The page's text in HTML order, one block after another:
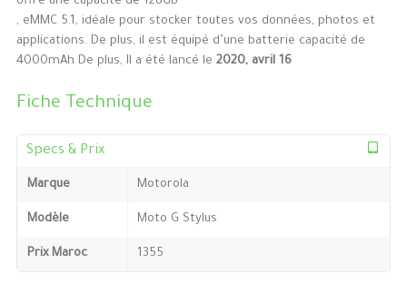
, eMMC 5.1, idéale pour stocker toutes vos données, photos et
applications. De plus, il est équipé d’une batterie capacité de
4000mAh De plus, Il a été lancé le 2020, avril 16
Fiche Technique
Specs & Prix
Marque Motorola
Modèle Moto G Stylus
Prix Maroc 1355